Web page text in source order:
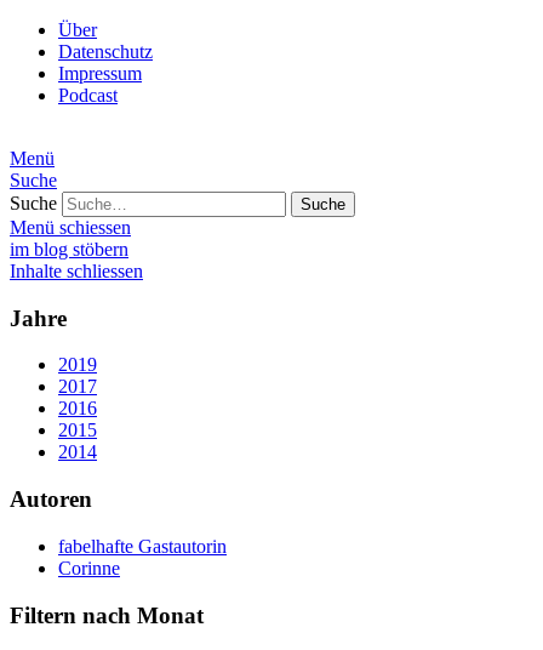
Über
Datenschutz
Impressum
Podcast
Menü
Suche
Suche
Menü schiessen
im blog stöbern
Inhalte schliessen
Jahre
2019
2017
2016
2015
2014
Autoren
fabelhafte Gastautorin
Corinne
Filtern nach Monat